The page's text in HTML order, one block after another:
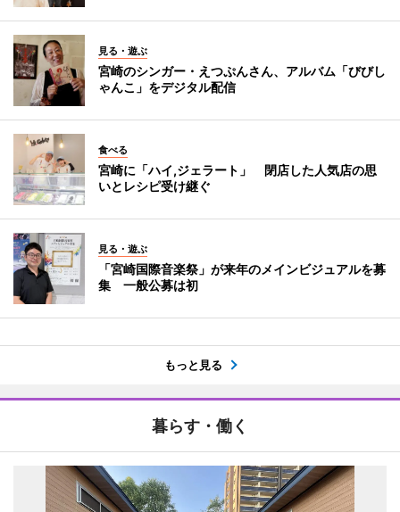
見る・遊ぶ
宮崎のシンガー・えつぷんさん、アルバム「びびし
ゃんこ」をデジタル配信
食べる
宮崎に「ハイ,ジェラート」 閉店した人気店の思
いとレシピ受け継ぐ
見る・遊ぶ
「宮崎国際音楽祭」が来年のメインビジュアルを募
集 一般公募は初
もっと見る
暮らす・働く